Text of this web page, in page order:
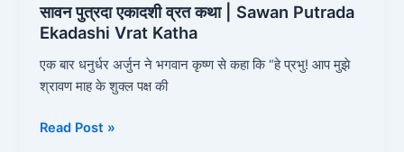
सावन पुत्रदा एकादशी व्रत कथा | Sawan Putrada
Ekadashi Vrat Katha
एक बार धनुर्धर अर्जुन ने भगवान कृष्ण से कहा कि “हे प्रभु! आप मुझे
श्रावण माह के शुक्ल पक्ष की
Read Post »